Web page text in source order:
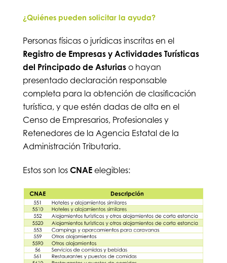
¿Quiénes pueden solicitar la ayuda?
Personas físicas o jurídicas inscritas en el
Registro de Empresas y Actividades Turísticas
del Principado de Asturiaso hayan
presentado declaración responsable
completa para la obtención de clasificación
turística, y que estén dadas de alta en el
Censo de Empresarios, Profesionales y
Retenedores de la Agencia Estatal de la
Administración Tributaria.
Estos son los CNAE elegibles: